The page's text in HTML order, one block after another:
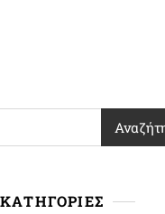
ΚΑΤΗΓΟΡΙΕΣ